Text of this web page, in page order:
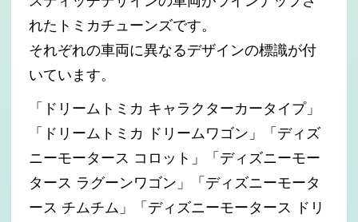
れたトミカチューンズです。
それぞれの車両に異なるデザインの標識が付
いています。
「ドリームトミカ キャラクターカータイプ」
「ドリームトミカ ドリームワゴン」「ディズ
ニーモータース コロット」「ディズニーモー
タース ラグーンワゴン」「ディズニーモータ
ース チムチム」「ディズニーモータース ドリ